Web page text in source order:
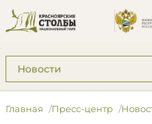
Подразделы: Пресс-центр
Главная Пресс-центр